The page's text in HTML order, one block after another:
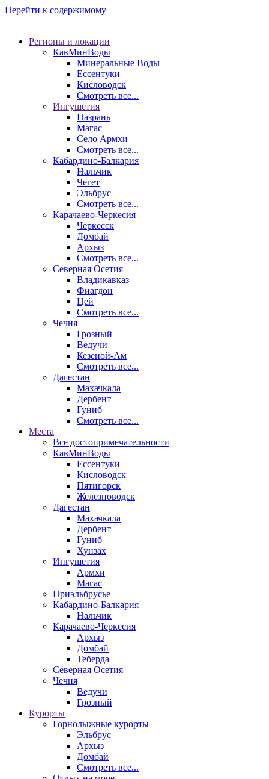
Перейти к содержимому
Регионы и локации
КавМинВоды
Минеральные Воды
Ессентуки
Кисловодск
Смотреть все...
Ингушетия
Назрань
Магас
Село Армхи
Смотреть все...
Кабардино-Балкария
Нальчик
Чегет
Эльбрус
Смотреть все...
Карачаево-Черкесия
Черкесск
Домбай
Архыз
Смотреть все...
Северная Осетия
Владикавказ
Фиагдон
Цей
Смотреть все...
Чечня
Грозный
Ведучи
Кезеной-Ам
Смотреть все...
Дагестан
Махачкала
Дербент
Гуниб
Смотреть все...
Места
Все достопримечательности
КавМинВоды
Ессентуки
Кисловодск
Пятигорск
Железноводск
Дагестан
Махачкала
Дербент
Гуниб
Хунзах
Ингушетия
Армхи
Магас
Приэльбрусье
Кабардино-Балкария
Нальчик
Карачаево-Черкесия
Архыз
Домбай
Теберда
Северная Осетия
Чечня
Ведучи
Грозный
Курорты
Горнолыжные курорты
Эльбрус
Архыз
Домбай
Смотреть все...